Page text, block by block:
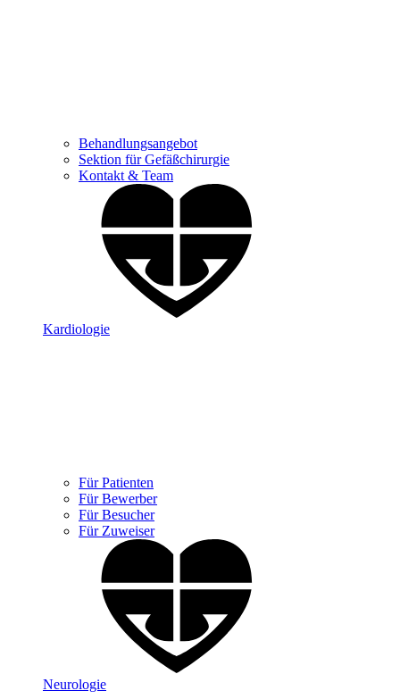
Behandlungsangebot
Sektion für Gefäßchirurgie
Kontakt & Team
Kardiologie
Für Patienten
Für Bewerber
Für Besucher
Für Zuweiser
Neurologie